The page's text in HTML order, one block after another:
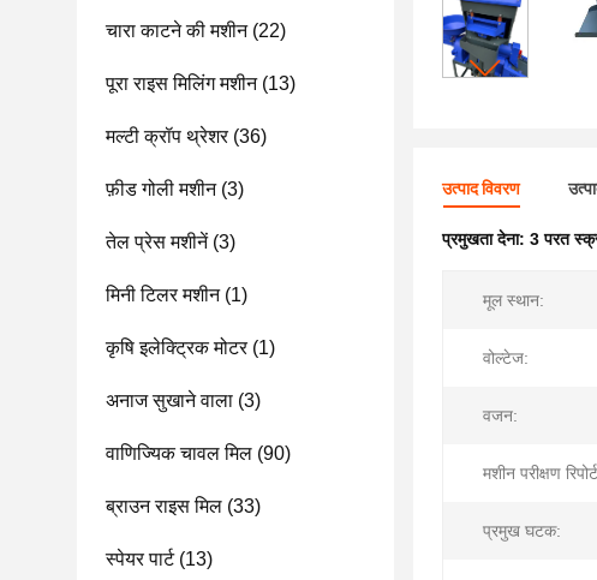
चारा काटने की मशीन(22)
पूरा राइस मिलिंग मशीन(13)
मल्टी क्रॉप थ्रेशर(36)
फ़ीड गोली मशीन(3)
तेल प्रेस मशीनें(3)
मिनी टिलर मशीन(1)
कृषि इलेक्ट्रिक मोटर(1)
अनाज सुखाने वाला (3)
वाणिज्यिक चावल मिल (90)
ब्राउन राइस मिल (33)
स्पेयर पार्ट(13)
उत्पाद विवरण
प्रमुखता देना: 3 परत
मूल स्थान:
वोल्टेज:
वजन:
मशीन परीक्षण
प्रमुख घटक: